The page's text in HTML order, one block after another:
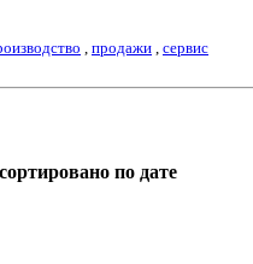
, продажи , сервис
по дате